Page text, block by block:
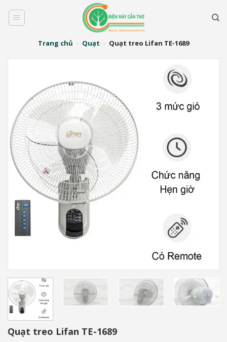
qua
Trang chủ - Quạt - Quạt treo Lifan TE-1689
Quạt treo Lifan TE-1689